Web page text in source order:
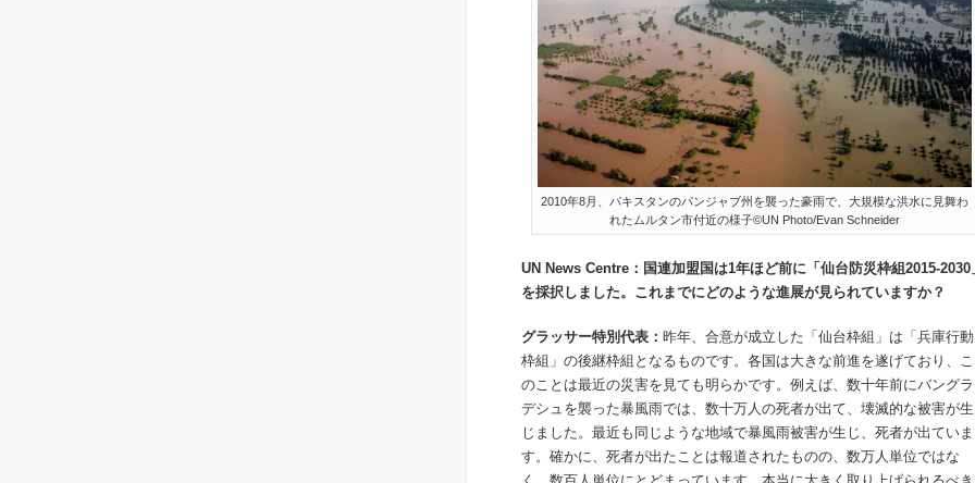
2010年8月、パキスタンのパンジャブ州を襲った豪雨で、大規模な洪水に見舞わ
れたムルタン市付近の様子©UN Photo/Evan Schneider
UN News Centre ：国連加盟国は1年ほど前に「仙台防災枠組2015-2030
を採択しました。これまでにどのような進展が見られていますか？
グラッサー特別代表： 昨年、合意が成立した「仙台枠組」は「兵庫行動
枠組」の後継枠組となるものです。各国は大きな前進を遂げており、こ
のことは最近の災害を見ても明らかです。例えば、数十年前にバングラ
デシュを襲った暴風雨では、数十万人の死者が出て、壊滅的な被害が生
じました。最近も同じような地域で暴風雨被害が生じ、死者が出ていま
す。確かに、死者が出たことは報道されたものの、数万人単位ではな